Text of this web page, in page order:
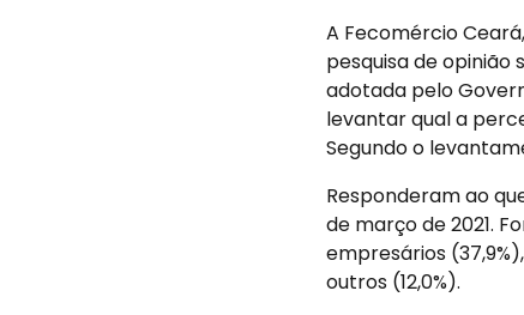
A Fecomércio
pesquisa de
adotada pelo
levantar qual a
Segundo o
Responderam ao
de março de 2021.
empresários
outros (12,0%).